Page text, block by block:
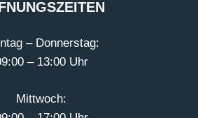
– Donnerstag:
– 13:00 Uhr
Mittwoch: